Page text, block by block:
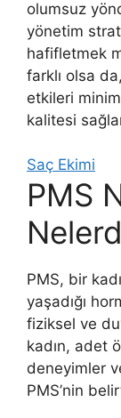
olumsuz
yönetim
hafifletmek
farklı olsa
etkileri
kalitesi
Saç Ekimi
PMS
PMS, bir
yaşadığı
fiziksel ve
kadın, adet
deneyimler
PMS’nin